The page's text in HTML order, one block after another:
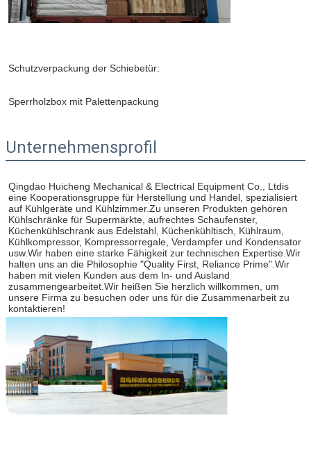
Schutzverpackung der Schiebetür:
Sperrholzbox mit Palettenpackung
Unternehmensprofil
Qingdao Huicheng Mechanical & Electrical Equipment Co., Ltdis
eine Kooperationsgruppe für Herstellung und Handel, spezialisiert
auf Kühlgeräte und Kühlzimmer.Zu unseren Produkten gehören
Kühlschränke für Supermärkte, aufrechtes Schaufenster,
Küchenkühlschrank aus Edelstahl, Küchenkühltisch, Kühlraum,
Kühlkompressor, Kompressorregale, Verdampfer und Kondensator
usw.Wir haben eine starke Fähigkeit zur technischen Expertise.Wir
halten uns an die Philosophie "Quality First, Reliance Prime".Wir
haben mit vielen Kunden aus dem In- und Ausland
zusammengearbeitet.Wir heißen Sie herzlich willkommen, um
unsere Firma zu besuchen oder uns für die Zusammenarbeit zu
kontaktieren!